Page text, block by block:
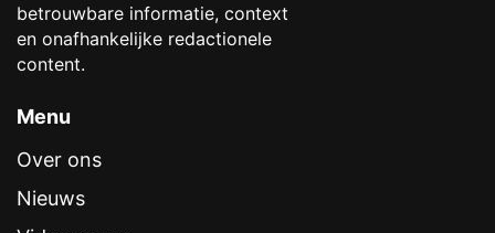
betrouwbare informatie, context
en onafhankelijke redactionele
content.
Menu
Over ons
Nieuws